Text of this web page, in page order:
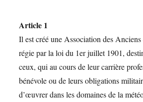
Article 1
Il est créé une Association des
régie par la loi du 1er juillet 1901,
ceux, qui au cours de leur carrière
bénévole ou de leurs obligations
d’œuvrer dans les domaines de la